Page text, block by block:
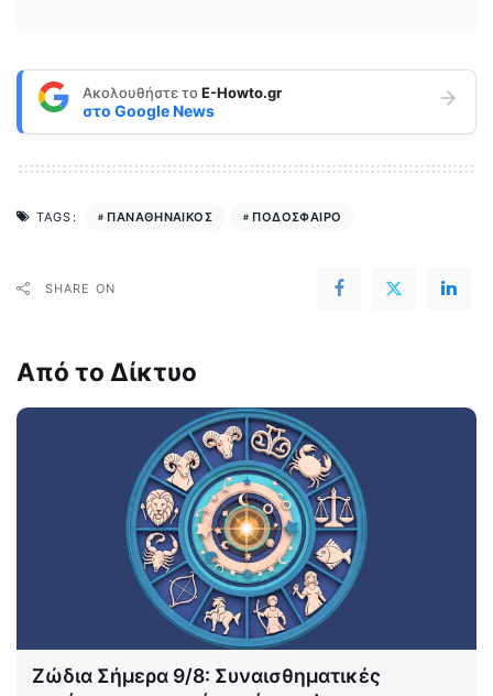
Ακολουθήστε τοE-Howto.gr
στο Google News
TAGS: ΠΑΝΑΘΗΝΑΙΚΟΣ ΠΟΔΟΣΦΑΙΡΟ
SHARE ON
Από το Δίκτυο
Ζώδια Σήμερα 9/8: Συναισθηματικές